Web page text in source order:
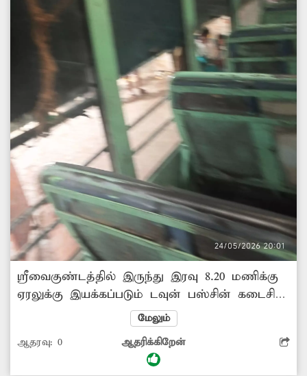
ஸ்ரீவைகுண்டத்தில் இருந்து இரவு 8.20 மணிக்கு
ஏரலுக்கு இயக்கப்படும் டவுன் பஸ்சின் கடைசி
இருக்கைக்கு முன்புள்ள ஜன்னல் கண்ணாடி
பெயர்ந்ததால் கயிற்றால் கட்டி வைத்துள்ளனர்.
பஸ் செல்லும்போது கண்ணாடி விழுந்தால்
பெரும் விபத்து ஏற்படும் அபாயம் உள்ளது.
மேலும்
ஆதரவு: 0 ஆதரிக்கிறேன்